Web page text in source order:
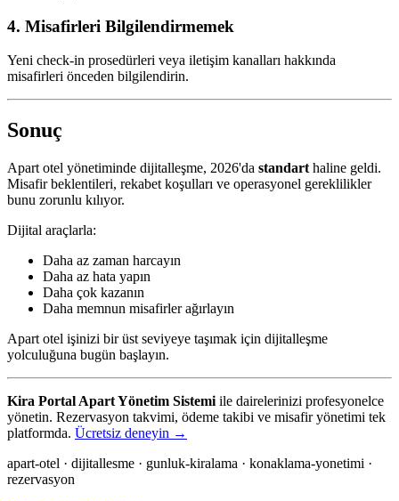
4. Misafirleri Bilgilendirmemek
Yeni check-in prosedürleri veya iletişim kanalları hakkında
misafirleri önceden bilgilendirin.
Sonuç
Apart otel yönetiminde dijitalleşme, 2026'da standart haline geldi.
Misafir beklentileri, rekabet koşulları ve operasyonel gereklilikler
bunu zorunlu kılıyor.
Dijital araçlarla:
Daha az zaman harcayın
Daha az hata yapın
Daha çok kazanın
Daha memnun misafirler ağırlayın
Apart otel işinizi bir üst seviyeye taşımak için dijitalleşme
yolculuğuna bugün başlayın.
Kira Portal Apart Yönetim Sistemi ile dairelerinizi profesyonelce
yönetin. Rezervasyon takvimi, ödeme takibi ve misafir yönetimi tek
platformda. Ücretsiz deneyin →
apart-otel · dijitallesme · gunluk-kiralama · konaklama-yonetimi ·
rezervasyon